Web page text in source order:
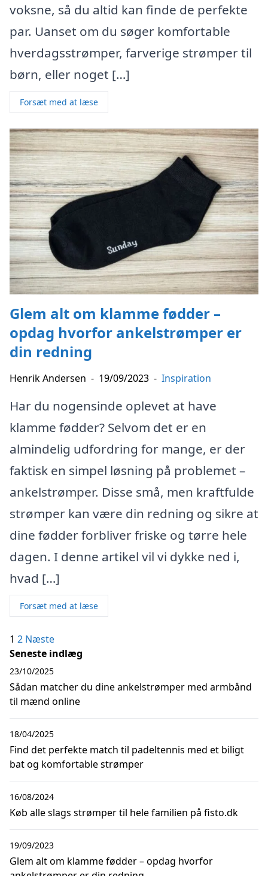
voksne, så du altid kan finde de perfekte
par. Uanset om du søger komfortable
hverdagsstrømper, farverige strømper til
børn, eller noget […]
Forsæt med at læse
Glem alt om klamme fødder –
opdag hvorfor ankelstrømper er
din redning
Henrik Andersen - 19/09/2023 - Inspiration
Har du nogensinde oplevet at have
klamme fødder? Selvom det er en
almindelig udfordring for mange, er der
faktisk en simpel løsning på problemet –
ankelstrømper. Disse små, men kraftfulde
strømper kan være din redning og sikre at
dine fødder forbliver friske og tørre hele
dagen. I denne artikel vil vi dykke ned i,
hvad […]
Forsæt med at læse
Indlægsinddeling
1 2 Næste
Seneste indlæg
Sådan matcher du dine ankelstrømper med armbånd
til mænd online
23/10/2025
Find det perfekte match til padeltennis med et biligt
bat og komfortable strømper
18/04/2025
Køb alle slags strømper til hele familien på fisto.dk
16/08/2024
Glem alt om klamme fødder – opdag hvorfor
19/09/2023